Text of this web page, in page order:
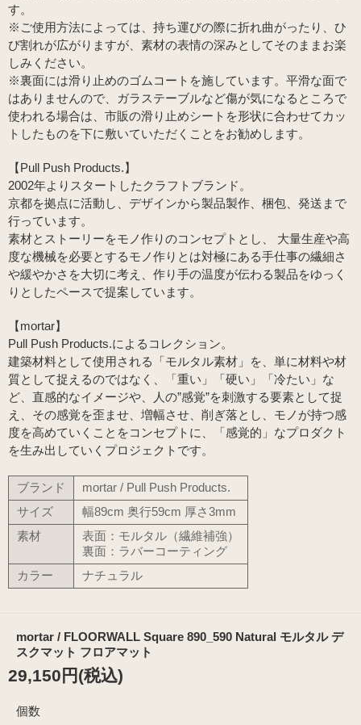
す。
※ご使用方法によっては、持ち運びの際に折れ曲がったり、ひ
び割れが広がりますが、素材の表情の深みとしてそのままお楽
しみください。
※裏面には滑り止めのゴムコートを施しています。平滑な面で
はありませんので、ガラステーブルなど傷が気になるところで
使われる場合は、市販の滑り止めシートを形状に合わせてカッ
トしたものを下に敷いていただくことをお勧めします。
【Pull Push Products.】
2002年よりスタートしたクラフトブランド。
京都を拠点に活動し、デザインから製品製作、梱包、発送まで
行っています。
素材とストーリーをモノ作りのコンセプトとし、 大量生産や高
度な機械を必要とするモノ作りとは対極にある手仕事の繊細さ
や緩やかさを大切に考え、作り手の温度が伝わる製品をゆっく
りとしたペースで提案しています。
【mortar】
Pull Push Products.によるコレクション。
建築材料として使用される「モルタル素材」を、単に材料や材
質として捉えるのではなく、「重い」「硬い」「冷たい」な
ど、直感的なイメージや、人の”感覚”を刺激する要素として捉
え、その感覚を歪ませ、増幅させ、削ぎ落とし、モノが持つ感
度を高めていくことをコンセプトに、「感覚的」なプロダクト
を生み出していくプロジェクトです。
ブランド
mortar / Pull Push Products.
サイズ
幅89cm 奥行59cm 厚さ3mm
素材
表面：モルタル（繊維補強）
裏面：ラバーコーティング
カラー
ナチュラル
mortar / FLOORWALL Square 890_590 Natural モルタル デ
スクマット フロアマット
29,150円(税込)
個数